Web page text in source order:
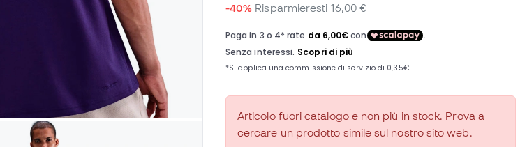
-40% Risparmieresti16,00 €
Articolo fuori catalogo e non più in stock. Prova a
cercare un prodotto simile sul nostro sito web.